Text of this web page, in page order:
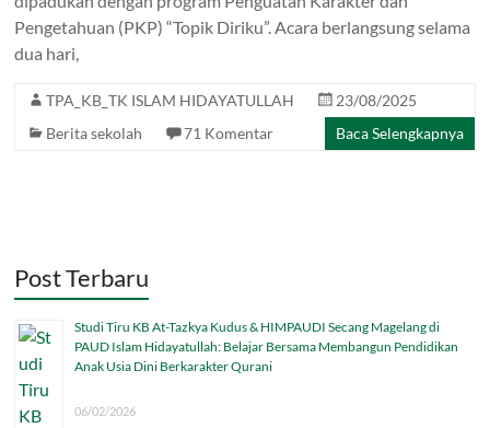
Pengetahuan (PKP) “Topik Diriku”. Acara berlangsung selama
dua hari,
TPA_KB_TK ISLAM HIDAYATULLAH
23/08/2025
Berita sekolah
71 Komentar Baca Selengkapnya
Post Terbaru
Studi Tiru KB At-Tazkya Kudus & HIMPAUDI Secang Magelang di
PAUD Islam Hidayatullah: Belajar Bersama Membangun Pendidikan
Anak Usia Dini Berkarakter Qurani
06/02/2026